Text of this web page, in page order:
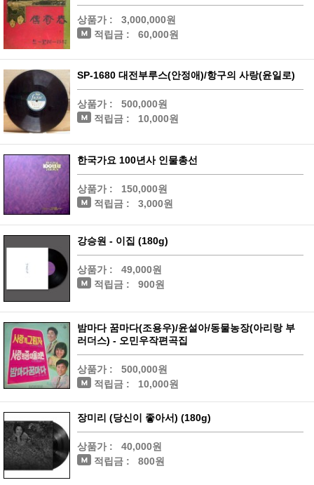
상품가 :
3,000,000원
적립금 :
60,000원
SP-1680 대전부루스(안정애)/항구의 사랑(윤일로)
상품가 :
500,000원
적립금 :
10,000원
한국가요 100년사 인물총선
상품가 :
150,000원
적립금 :
3,000원
강승원 - 이집 (180g)
상품가 :
49,000원
적립금 :
900원
밤마다 꿈마다(조용우)/윤설아/동물농장(아리랑 부
러더스) - 오민우작편곡집
상품가 :
500,000원
적립금 :
10,000원
장미리 (당신이 좋아서) (180g)
상품가 :
40,000원
적립금 :
800원